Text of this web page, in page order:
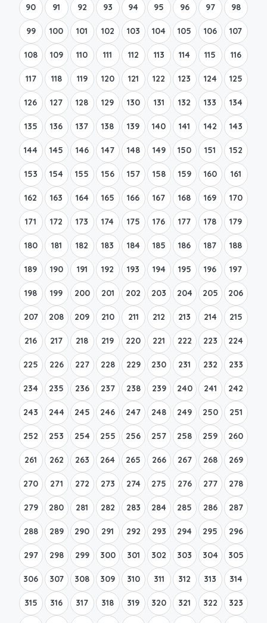
90 91 92 93 94 95 96 97 98
99 100 101 102 103 104 105 106 107
108 109 110 111 112 113 114 115 116
117 118 119 120 121 122 123 124 125
126 127 128 129 130 131 132 133 134
135 136 137 138 139 140 141 142 143
144 145 146 147 148 149 150 151 152
153 154 155 156 157 158 159 160 161
162 163 164 165 166 167 168 169 170
171 172 173 174 175 176 177 178 179
180 181 182 183 184 185 186 187 188
189 190 191 192 193 194 195 196 197
198 199 200 201 202 203 204 205 206
207 208 209 210 211 212 213 214 215
216 217 218 219 220 221 222 223 224
225 226 227 228 229 230 231 232 233
234 235 236 237 238 239 240 241 242
243 244 245 246 247 248 249 250 251
252 253 254 255 256 257 258 259 260
261 262 263 264 265 266 267 268 269
270 271 272 273 274 275 276 277 278
279 280 281 282 283 284 285 286 287
288 289 290 291 292 293 294 295 296
297 298 299 300 301 302 303 304 305
306 307 308 309 310 311 312 313 314
315 316 317 318 319 320 321 322 323